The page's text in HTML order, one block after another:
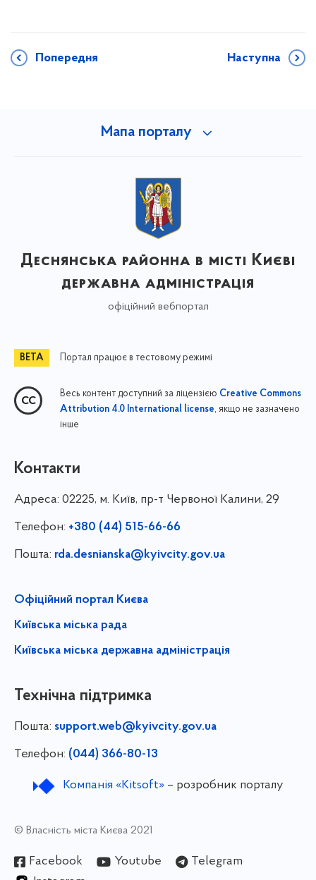
Попередня Наступна
Мапа порталу
Деснянська районна в місті Києві
державна адміністрація
офіційний вебпортал
Портал працює в тестовому режимі
Весь контент доступний за ліцензією Creative Commons
Attribution 4.0 International license, якщо не зазначено
інше
Контакти
Адреса: 02225, м. Київ, пр-т Червоної Калини, 29
Телефон: +380 (44) 515-66-66
Пошта: rda.desnianska@kyivcity.gov.ua
Офіційний портал Києва
Київська міська рада
Київська міська державна адміністрація
Технічна підтримка
Пошта: support.web@kyivcity.gov.ua
Телефон: (044) 366-80-13
Компанія «Kitsoft»– розробник порталу
© Власність міста Києва 2021
Facebook Youtube
Telegram